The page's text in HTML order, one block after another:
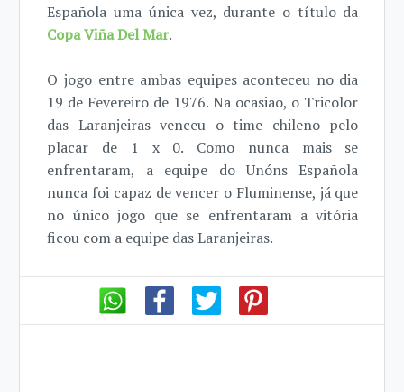
Española uma única vez, durante o título da
Copa Viña Del Mar.
O jogo entre ambas equipes aconteceu no dia
19 de Fevereiro de 1976. Na ocasião, o Tricolor
das Laranjeiras venceu o time chileno pelo
placar de 1 x 0. Como nunca mais se
enfrentaram, a equipe do Unóns Española
nunca foi capaz de vencer o Fluminense, já que
no único jogo que se enfrentaram a vitória
ficou com a equipe das Laranjeiras.